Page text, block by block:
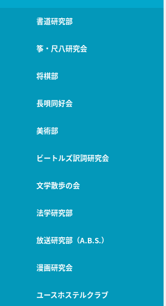
書道研究部
筝・尺八研究会
将棋部
長唄同好会
美術部
ビートルズ訳詞研究会
文学散歩の会
法学研究部
放送研究部（A.B.S.）
漫画研究会
ユースホステルクラブ